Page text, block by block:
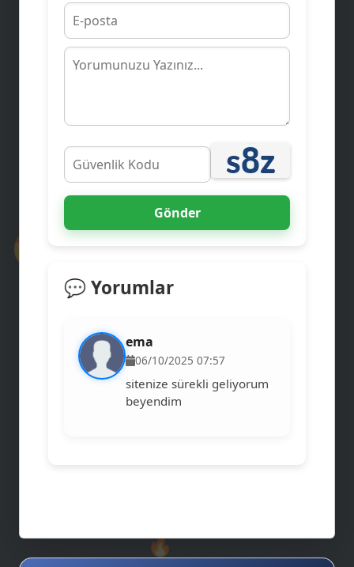
🔥
🤩 👩‍💻
Gönder
💬 Yorumlar
ema
06/10/2025 07:57
sitenize sürekli geliyorum
beyendim